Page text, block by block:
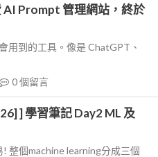
AI Prompt 管理網站，終於
用到的工具。像是 ChatGPT、
0個留言
] 學習筆記 Day2 ML 及
整個machine learning分成三個